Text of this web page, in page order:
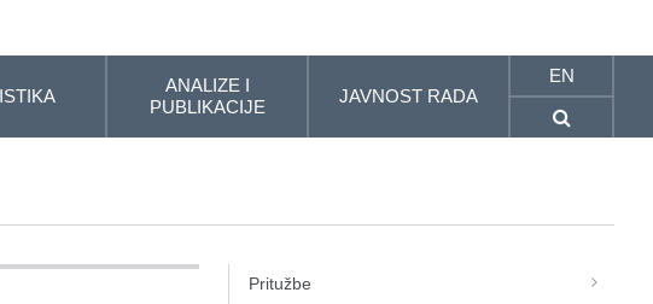
ANALIZE I
PUBLIKACIJE
JAVNOST RADA
EN
Pritužbe